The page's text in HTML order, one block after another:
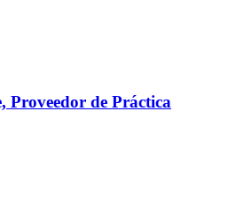
Proveedor de Práctica